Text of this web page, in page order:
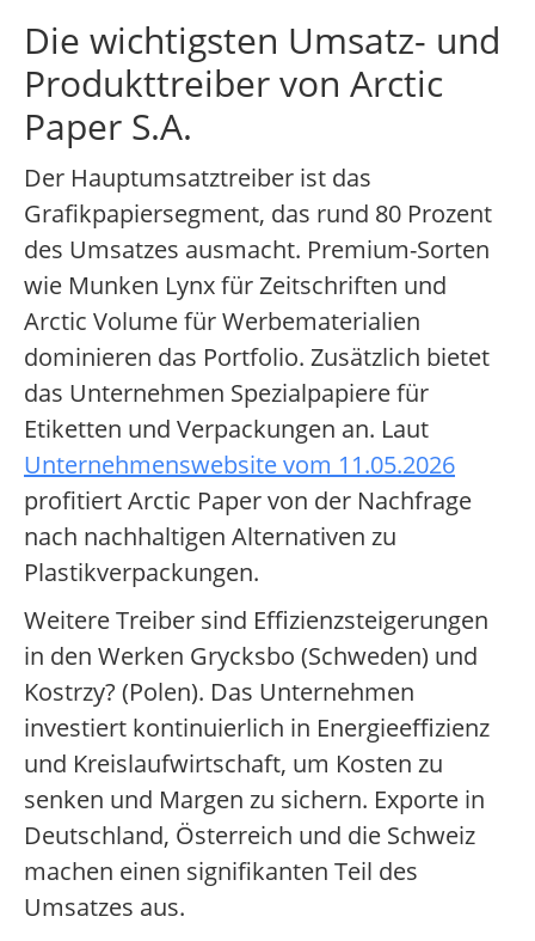
Die wichtigsten Umsatz- und
Produkttreiber von Arctic
Paper S.A.
Der Hauptumsatztreiber ist das
Grafikpapiersegment, das rund 80 Prozent
des Umsatzes ausmacht. Premium-Sorten
wie Munken Lynx für Zeitschriften und
Arctic Volume für Werbematerialien
dominieren das Portfolio. Zusätzlich bietet
das Unternehmen Spezialpapiere für
Etiketten und Verpackungen an. Laut
Unternehmenswebsite vom 11.05.2026
profitiert Arctic Paper von der Nachfrage
nach nachhaltigen Alternativen zu
Plastikverpackungen.
Weitere Treiber sind Effizienzsteigerungen
in den Werken Grycksbo (Schweden) und
Kostrzy? (Polen). Das Unternehmen
investiert kontinuierlich in Energieeffizienz
und Kreislaufwirtschaft, um Kosten zu
senken und Margen zu sichern. Exporte in
Deutschland, Österreich und die Schweiz
machen einen signifikanten Teil des
Umsatzes aus.